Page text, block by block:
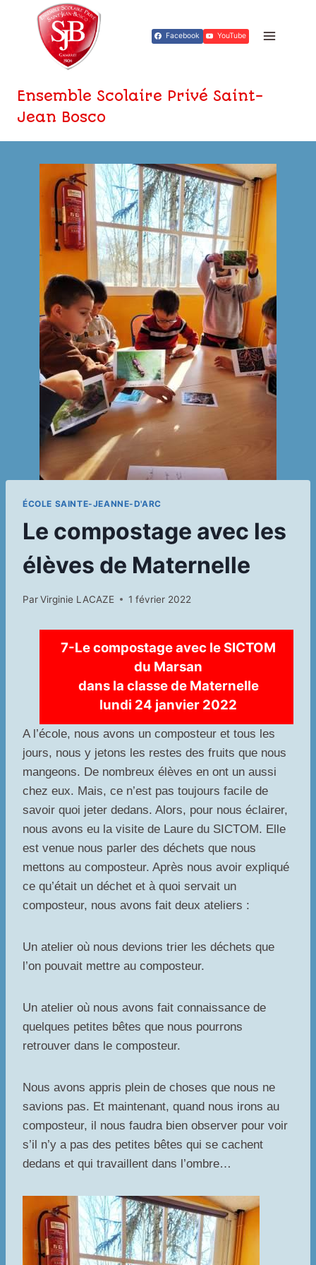
contenu
Facebook YouTube
Ensemble Scolaire Privé Saint-
Jean Bosco
ÉCOLE SAINTE-JEANNE-D'ARC
Le compostage avec les
élèves de Maternelle
ParVirginie LACAZE 1 février 2022
7-Le compostage avec le SICTOM
du Marsan
dans la classe de Maternelle
lundi 24 janvier 2022
A l’école, nous avons un composteur et tous les
jours, nous y jetons les restes des fruits que nous
mangeons. De nombreux élèves en ont un aussi
chez eux. Mais, ce n’est pas toujours facile de
savoir quoi jeter dedans. Alors, pour nous éclairer,
nous avons eu la visite de Laure du SICTOM. Elle
est venue nous parler des déchets que nous
mettons au composteur. Après nous avoir expliqué
ce qu’était un déchet et à quoi servait un
composteur, nous avons fait deux ateliers :
Un atelier où nous devions trier les déchets que
l’on pouvait mettre au composteur.
Un atelier où nous avons fait connaissance de
quelques petites bêtes que nous pourrons
retrouver dans le composteur.
Nous avons appris plein de choses que nous ne
savions pas. Et maintenant, quand nous irons au
composteur, il nous faudra bien observer pour voir
s’il n’y a pas des petites bêtes qui se cachent
dedans et qui travaillent dans l’ombre…